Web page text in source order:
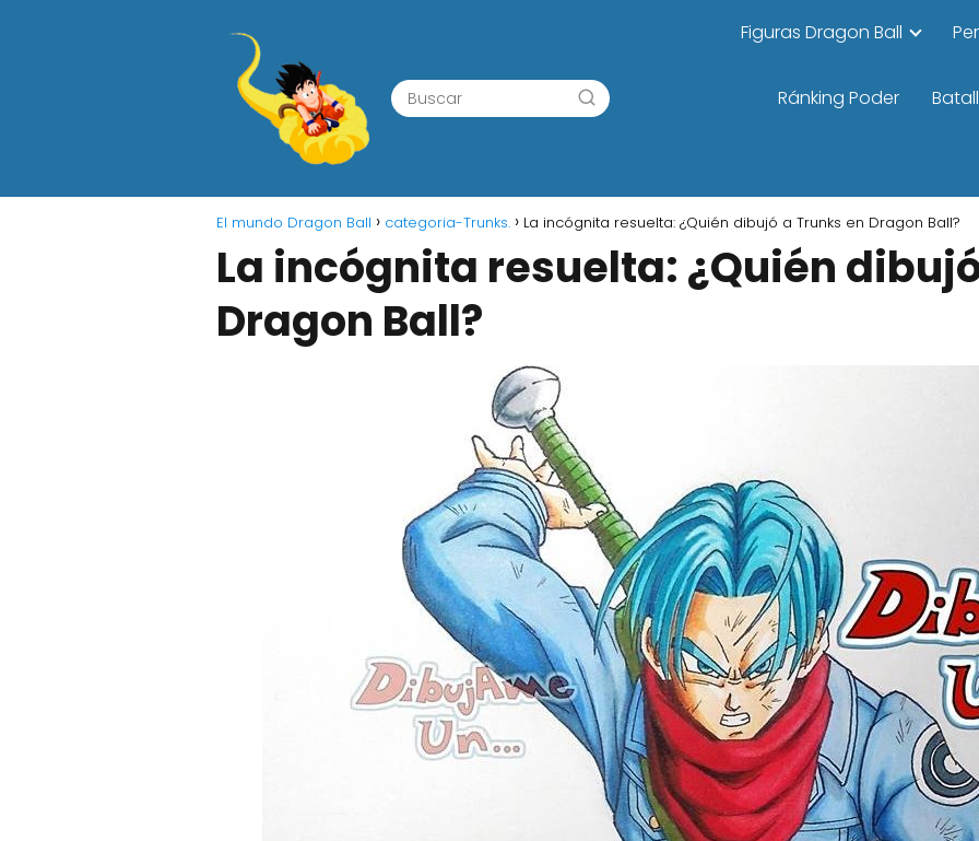
Figuras Dragon Ball
Ránking Poder
El mundo Dragon Ball categoria-Trunks. La incógnita resuelta: ¿Quién dibujó a Trunks en Dragon Ball?
La incógnita resuelta: ¿Quién
Dragon Ball?